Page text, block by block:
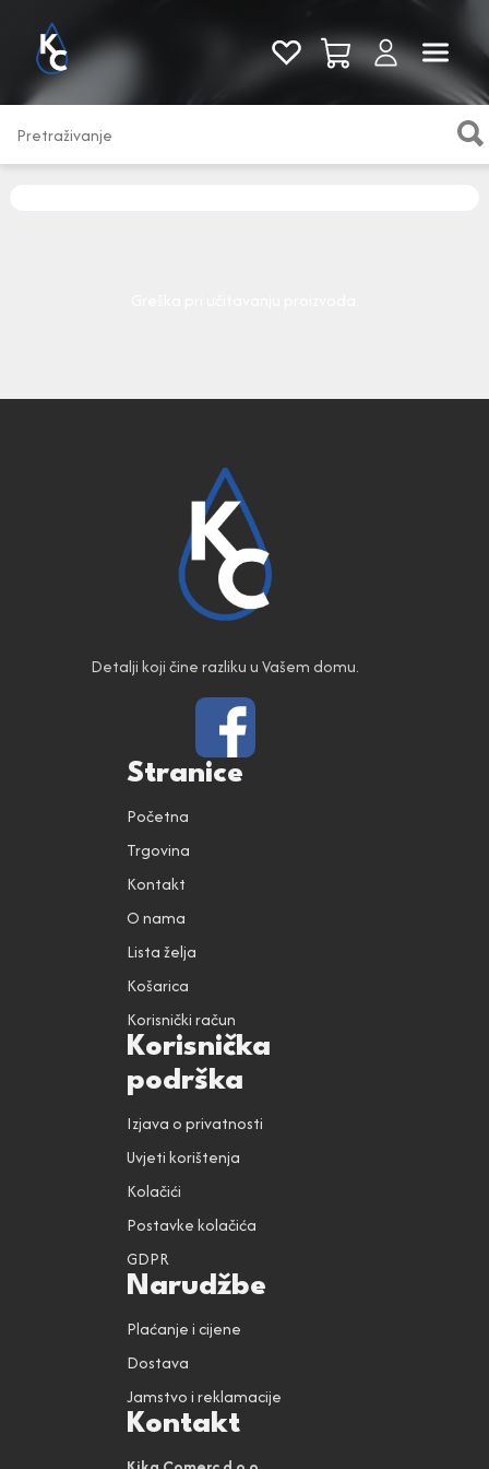
Pogledaj sve
Detalji koji čine razliku u Vašem domu.
Stranice
Početna
Trgovina
Kontakt
O nama
Lista želja
Košarica
Korisnički račun
Korisnička
podrška
Izjava o privatnosti
Uvjeti korištenja
Kolačići
Postavke kolačića
GDPR
Narudžbe
Plaćanje i cijene
Dostava
Jamstvo i reklamacije
Kontakt